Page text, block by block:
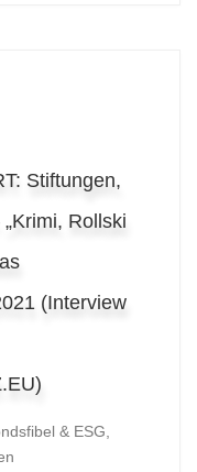
Stiftungen,
Rollski
(Interview
& ESG,